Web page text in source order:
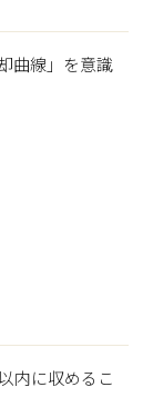
曲線」を意識
内に収めるこ